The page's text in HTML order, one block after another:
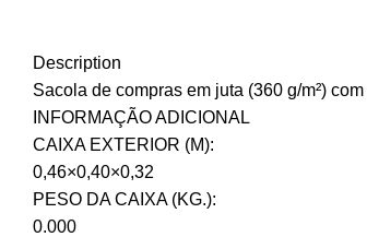
Description
Sacola de compras em juta (360 g/m²)
INFORMAÇÃO ADICIONAL
CAIXA EXTERIOR (M):
0,46×0,40×0,32
PESO DA CAIXA (KG.):
0.000